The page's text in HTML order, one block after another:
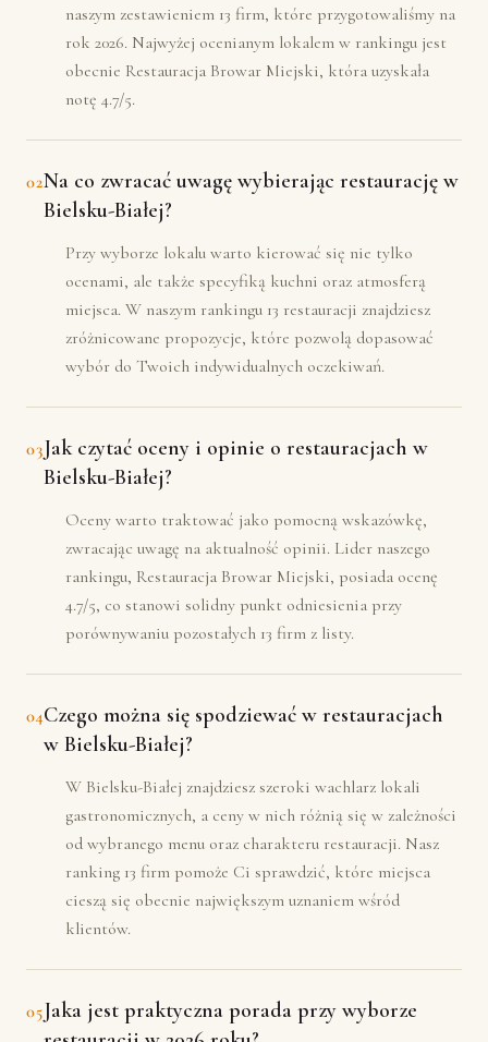
naszym zestawieniem 13 firm, które przygotowaliśmy na
rok 2026. Najwyżej ocenianym lokalem w rankingu jest
obecnie Restauracja Browar Miejski, która uzyskała
notę 4.7/5.
02Na co zwracać uwagę wybierając restaurację w
Bielsku-Białej?
Przy wyborze lokalu warto kierować się nie tylko
ocenami, ale także specyfiką kuchni oraz atmosferą
miejsca. W naszym rankingu 13 restauracji znajdziesz
zróżnicowane propozycje, które pozwolą dopasować
wybór do Twoich indywidualnych oczekiwań.
03Jak czytać oceny i opinie o restauracjach w
Bielsku-Białej?
Oceny warto traktować jako pomocną wskazówkę,
zwracając uwagę na aktualność opinii. Lider naszego
rankingu, Restauracja Browar Miejski, posiada ocenę
4.7/5, co stanowi solidny punkt odniesienia przy
porównywaniu pozostałych 13 firm z listy.
04Czego można się spodziewać w restauracjach
w Bielsku-Białej?
W Bielsku-Białej znajdziesz szeroki wachlarz lokali
gastronomicznych, a ceny w nich różnią się w zależności
od wybranego menu oraz charakteru restauracji. Nasz
ranking 13 firm pomoże Ci sprawdzić, które miejsca
cieszą się obecnie największym uznaniem wśród
klientów.
05Jaka jest praktyczna porada przy wyborze